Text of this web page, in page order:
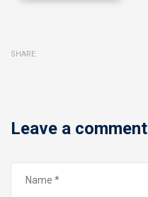
SHARE
Leave a comment